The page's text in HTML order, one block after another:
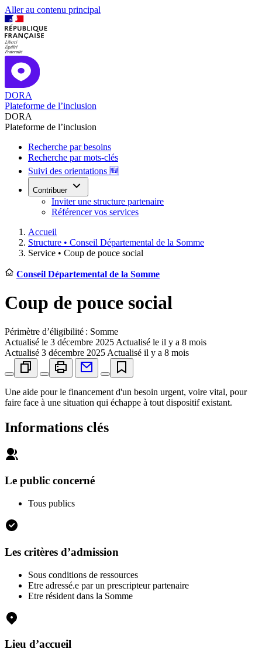
Aller au contenu principal
DORA
Plateforme de l’inclusion
DORA
Plateforme de l’inclusion
Recherche par besoins
Recherche par mots-clés
Suivi des orientations 🆕
Contribuer
Inviter une structure partenaire
Référencer vos services
Accueil
Structure • Conseil Départemental de la Somme
Service • Coup de pouce social
Conseil Départemental de la Somme
Coup de pouce social
Périmètre d’éligibilité : Somme
Actualisé le 3 décembre 2025 Actualisé le il y a 8 mois
Actualisé 3 décembre 2025 Actualisé il y a 8 mois
Une aide pour le financement d'un besoin urgent, voire vital, pour
faire face à une situation qui échappe à tout dispositif existant.
Informations clés
Le public concerné
Tous publics
Les critères d’admission
Sous conditions de ressources
Etre adressé.e par un prescripteur partenaire
Etre résident dans la Somme
Lieu d’accueil